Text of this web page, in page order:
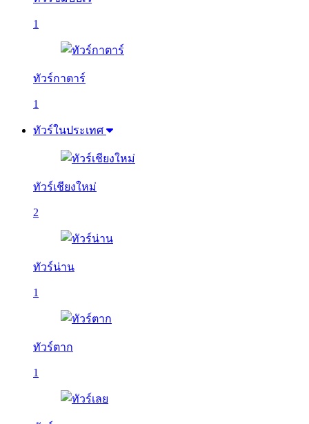
1
ทัวร์กาตาร์
1
ทัวร์ในประเทศ
ทัวร์เชียงใหม่
2
ทัวร์น่าน
1
ทัวร์ตาก
1